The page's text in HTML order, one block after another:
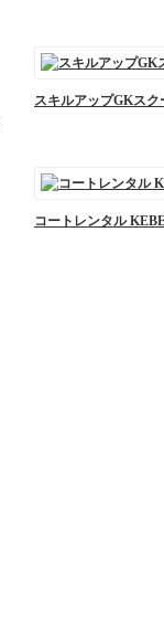
スキルアップGKスク
コートレンタル